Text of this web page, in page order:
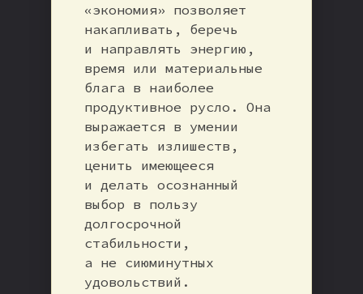
«экономия» позволяет
накапливать, беречь
и направлять энергию,
время или материальные
блага в наиболее
продуктивное русло. Она
выражается в умении
избегать излишеств,
ценить имеющееся
и делать осознанный
выбор в пользу
долгосрочной
стабильности,
а не сиюминутных
удовольствий.